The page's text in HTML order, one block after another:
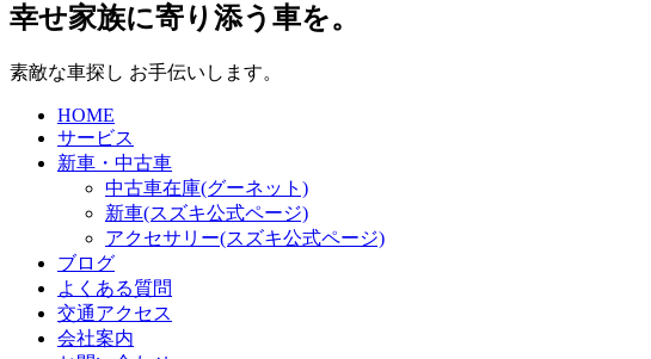
幸せ家族に寄り添う車を。
素敵な車探し お手伝いします。
HOME
サービス
新車・中古車
中古車在庫(グーネット)
新車(スズキ公式ページ)
アクセサリー(スズキ公式ページ)
ブログ
よくある質問
交通アクセス
会社案内